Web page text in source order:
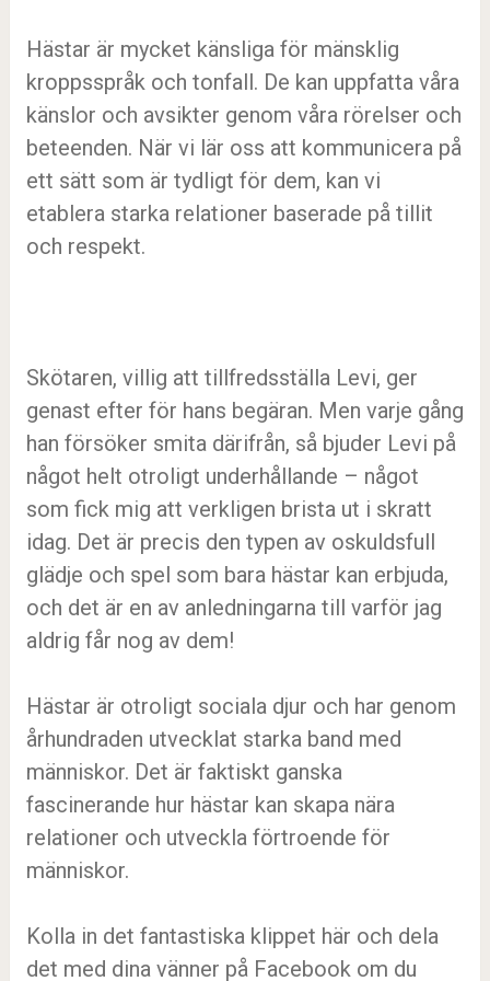
Hästar är mycket känsliga för mänsklig
kroppsspråk och tonfall. De kan uppfatta våra
känslor och avsikter genom våra rörelser och
beteenden. När vi lär oss att kommunicera på
ett sätt som är tydligt för dem, kan vi
etablera starka relationer baserade på tillit
och respekt.
Skötaren, villig att tillfredsställa Levi, ger
genast efter för hans begäran. Men varje gång
han försöker smita därifrån, så bjuder Levi på
något helt otroligt underhållande – något
som fick mig att verkligen brista ut i skratt
idag. Det är precis den typen av oskuldsfull
glädje och spel som bara hästar kan erbjuda,
och det är en av anledningarna till varför jag
aldrig får nog av dem!
Hästar är otroligt sociala djur och har genom
århundraden utvecklat starka band med
människor. Det är faktiskt ganska
fascinerande hur hästar kan skapa nära
relationer och utveckla förtroende för
människor.
Kolla in det fantastiska klippet här och dela
det med dina vänner på Facebook om du